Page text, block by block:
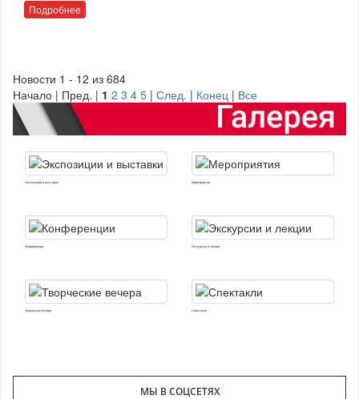
Подробнее
Новости 1 - 12 из 684
Начало | Пред. | 1 2 3 4 5 | След. | Конец | Все
Экспозиции и выставки Мероприятия
Конференции Экскурсии и лекции
Творческие вечера Спектакли
МЫ В СОЦСЕТЯХ